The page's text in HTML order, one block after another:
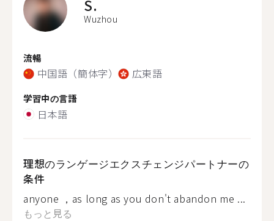
S.
Wuzhou
流暢
中国語（簡体字） 広東語
学習中の言語
日本語
理想のランゲージエクスチェンジパートナーの
条件
anyone ，as long as you don't abandon me ...
もっと見る